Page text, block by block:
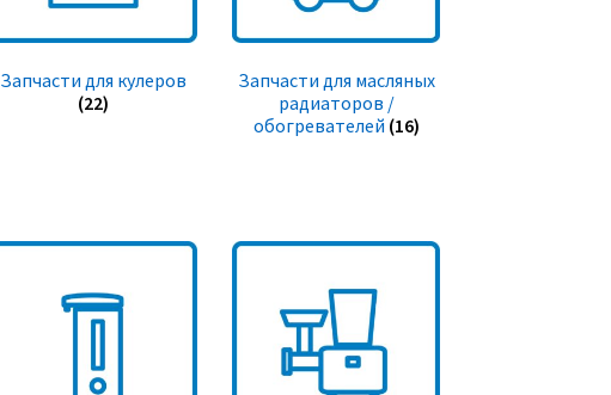
Запчасти для кулеров
(22)
Запчасти для масляных
радиаторов /
обогревателей (16)